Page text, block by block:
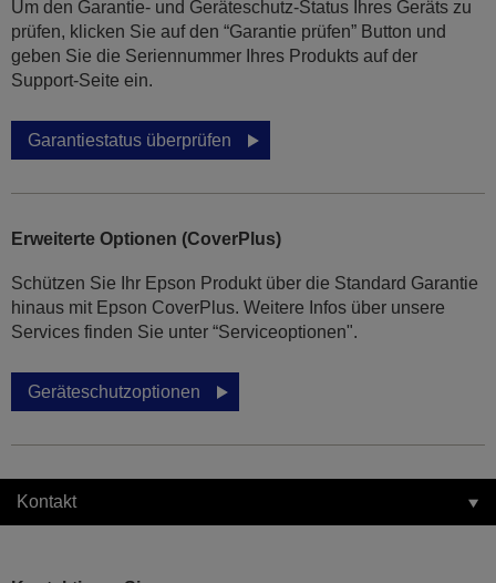
Um den Garantie- und Geräteschutz-Status Ihres Geräts zu
prüfen, klicken Sie auf den “Garantie prüfen” Button und
geben Sie die Seriennummer Ihres Produkts auf der
Support-Seite ein.
Garantiestatus überprüfen
Erweiterte Optionen (CoverPlus)
Schützen Sie Ihr Epson Produkt über die Standard Garantie
hinaus mit Epson CoverPlus. Weitere Infos über unsere
Services finden Sie unter “Serviceoptionen".
Geräteschutzoptionen
Kontakt